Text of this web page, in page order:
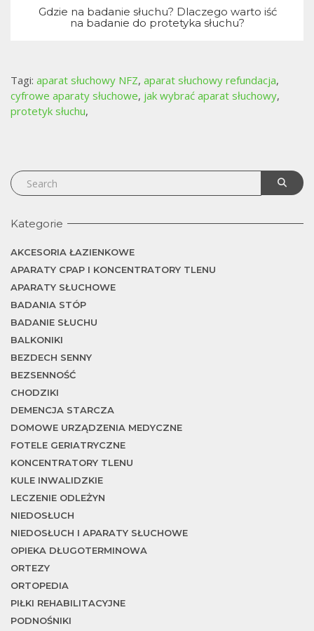
Gdzie na badanie słuchu? Dlaczego warto iść
na badanie do protetyka słuchu?
Tagi: aparat słuchowy NFZ, aparat słuchowy refundacja,
cyfrowe aparaty słuchowe, jak wybrać aparat słuchowy,
protetyk słuchu,
Kategorie
AKCESORIA ŁAZIENKOWE
APARATY CPAP I KONCENTRATORY TLENU
APARATY SŁUCHOWE
BADANIA STÓP
BADANIE SŁUCHU
BALKONIKI
BEZDECH SENNY
BEZSENNOŚĆ
CHODZIKI
DEMENCJA STARCZA
DOMOWE URZĄDZENIA MEDYCZNE
FOTELE GERIATRYCZNE
KONCENTRATORY TLENU
KULE INWALIDZKIE
LECZENIE ODLEŻYN
NIEDOSŁUCH
NIEDOSŁUCH I APARATY SŁUCHOWE
OPIEKA DŁUGOTERMINOWA
ORTEZY
ORTOPEDIA
PIŁKI REHABILITACYJNE
PODNOŚNIKI